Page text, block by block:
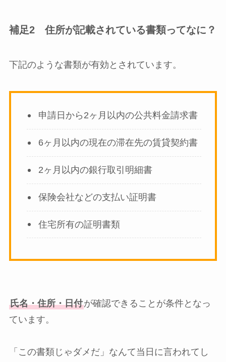
補足2 住所が記載されている書類ってなに？
下記のような書類が有効とされています。
申請日から2ヶ月以内の公共料金請求書
6ヶ月以内の現在の滞在先の賃貸契約書
2ヶ月以内の銀行取引明細書
保険会社などの支払い証明書
住宅所有の証明書類
氏名・住所・日付が確認できることが条件となっ
ています。
「この書類じゃダメだ」なんて当日に言われてし